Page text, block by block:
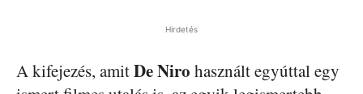
Hirdetés
A kifejezés, amitDe Niro használt egyúttal egy